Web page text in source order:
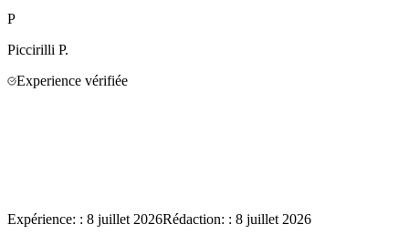
P
Piccirilli P.
Experience vérifiée
Expérience: : 8 juillet 2026Rédaction: : 8 juillet 2026